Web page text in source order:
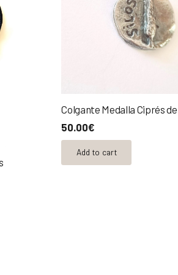
aparecen notas de fruta
de entrada seca
boca que le da
Colgante Medalla Ciprés
50.00€
Add to cart